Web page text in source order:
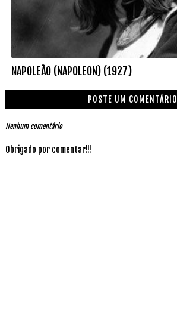
NAPOLEÃO (NAPOLEON) (1927)
POSTE UM COMENTÁRIO
Nenhum comentário
Obrigado por comentar!!!